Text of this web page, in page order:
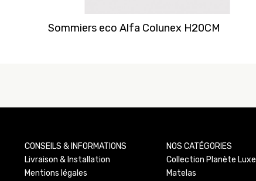
Sommiers eco Alfa Colunex H20CM
CONSEILS & INFORMATIONS
Livraison & Installation
Mentions légales
NOS CATÉGORIES
Collection Planète Luxe
Matelas